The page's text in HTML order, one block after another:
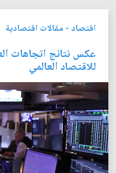
اقتصاد - مقالات اقتصادية
عكس نتائج اتجاهات
للاقتصاد العالمي